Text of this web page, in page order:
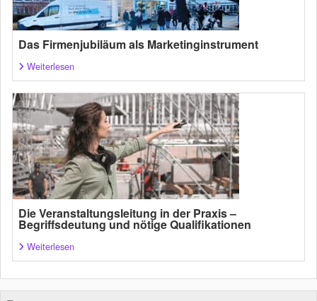
Das Firmenjubiläum als Marketinginstrument
Weiterlesen
Die Veranstaltungsleitung in der Praxis –
Begriffsdeutung und nötige Qualifikationen
Weiterlesen